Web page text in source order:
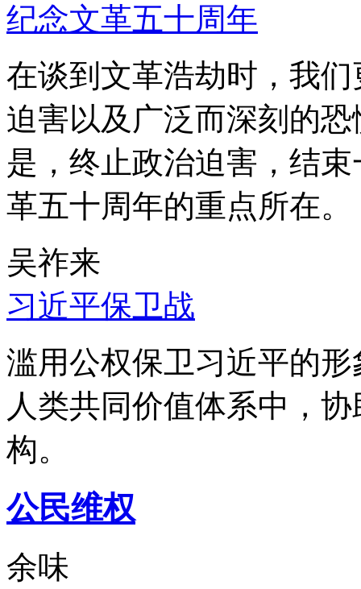
纪念文革五十周年
在谈到文革浩劫时，我
迫害以及广泛而深刻的
是，终止政治迫害，结
革五十周年的重点所在。
吴祚来
习近平保卫战
滥用公权保卫习近平的
人类共同价值体系中，
构。
公民维权
余味